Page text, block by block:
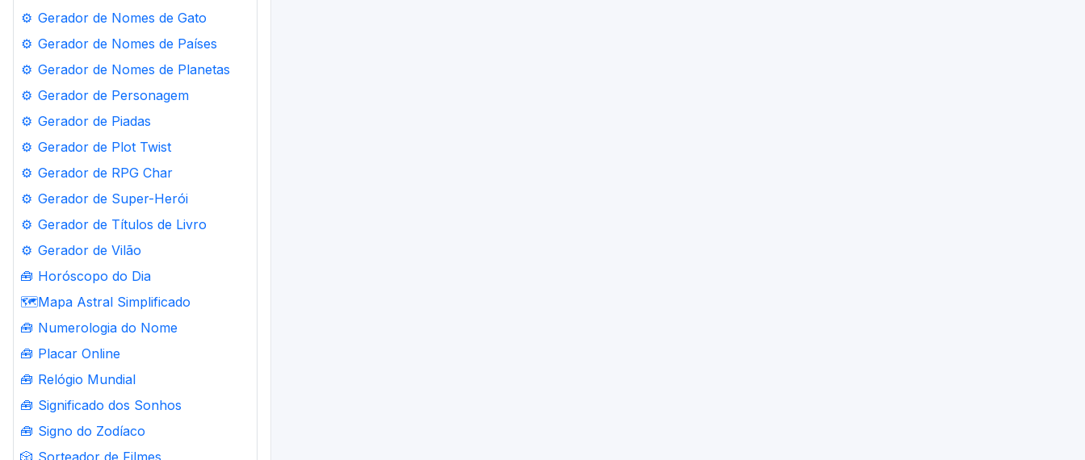
⚙️ Gerador de Nomes de Gato
⚙️ Gerador de Nomes de Países
⚙️ Gerador de Nomes de Planetas
⚙️ Gerador de Personagem
⚙️ Gerador de Piadas
⚙️ Gerador de Plot Twist
⚙️ Gerador de RPG Char
⚙️ Gerador de Super-Herói
⚙️ Gerador de Títulos de Livro
⚙️ Gerador de Vilão
🧰 Horóscopo do Dia
🗺️Mapa Astral Simplificado
🧰 Numerologia do Nome
🧰 Placar Online
🧰 Relógio Mundial
🧰 Significado dos Sonhos
🧰 Signo do Zodíaco
🎲 Sorteador de Filmes